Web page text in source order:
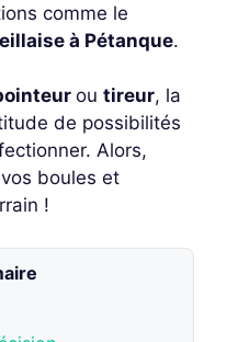
comme le
à Pétanque.
ou tireur, la
de possibilités
Alors,
boules et
!